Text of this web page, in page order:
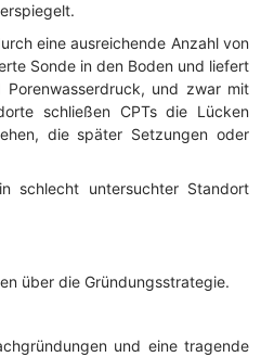
eine ausreichende Anzahl von
Sonde in den Boden und liefert
und zwar mit
schließen CPTs die Lücken
die später Setzungen oder
schlecht untersuchter Standort
über die Gründungsstrategie.
und eine tragende